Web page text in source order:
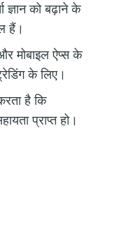
ज्ञान को बढ़ाने के
हैं।
मोबाइल ऐप्स के
के लिए।
है कि
प्राप्त हो।